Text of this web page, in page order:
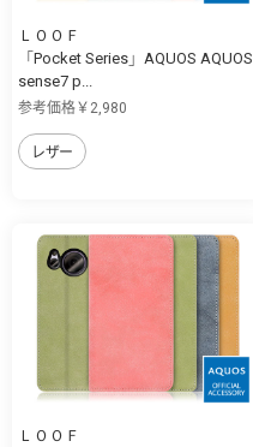
ＬＯＯＦ
「Pocket Series」AQUOS AQUOS
sense7 p...
参考価格￥2,980
レザー
ＬＯＯＦ